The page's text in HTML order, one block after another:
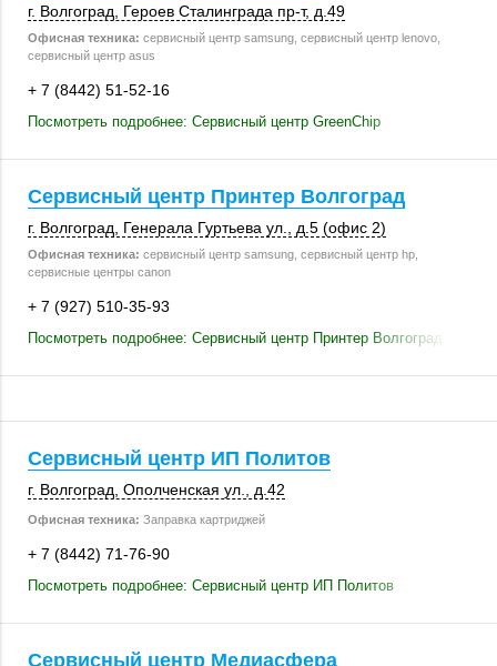
г. Волгоград , Героев Сталинграда пр-т, д.49
Офисная техника: сервисный центр samsung, сервисный центр lenovo,
сервисный центр asus
+ 7 (8442) 51-52-16
Посмотреть подробнее: Сервисный центр GreenChip
Сервисный центр Принтер Волгоград
г. Волгоград , Генерала Гуртьева ул., д.5 (офис 2)
Офисная техника: сервисный центр samsung, сервисный центр hp,
сервисные центры canon
+ 7 (927) 510-35-93
Посмотреть подробнее: Сервисный центр Принтер Волгоград
Сервисный центр ИП Политов
г. Волгоград Ополченская ул. д.42
Офисная техника: Заправка картриджей
+ 7 (8442) 71-76-90
Посмотреть подробнее: Сервисный центр ИП Политов
Сервисный центр Медиасфера